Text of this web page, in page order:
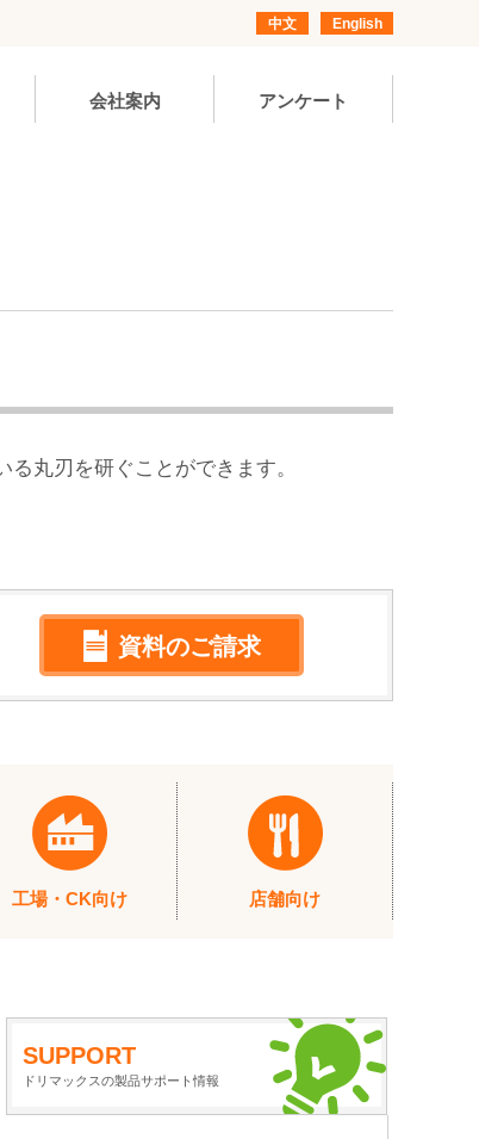
中文 English
会社案内 アンケート
丸刃を研ぐことができます。
資料のご請求
工場・CK向け 店舗向け
SUPPORT
ドリマックスの製品サポート情報